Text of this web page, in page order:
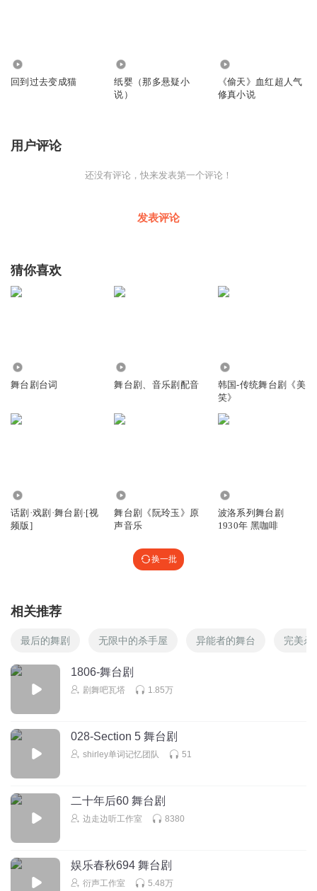
回到过去变成猫
纸婴（那多悬疑小
说）
《偷天》血红超人气
修真小说
用户评论
还没有评论，快来发表第一个评论！
发表评论
猜你喜欢
舞台剧台词 舞台剧、音乐剧配音
韩国-传统舞台剧《美
笑》
话剧·戏剧·舞台剧·[视
频版]
舞台剧《阮玲玉》原
声音乐
波洛系列舞台剧
1930年 黑咖啡
换一批
相关推荐
最后的舞剧 无限中的杀手屋 异能者的舞台 完美杀
1806-舞台剧
剧舞吧瓦塔 1.85万
028-Section 5 舞台剧
shirley单词记忆团队 51
二十年后60 舞台剧
边走边听工作室 8380
娱乐春秋694 舞台剧
衍声工作室 5.48万